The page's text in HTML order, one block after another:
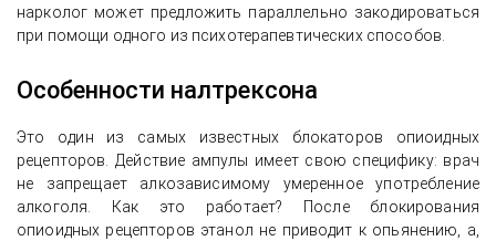
нарколог может предложить параллельно закодироваться
при помощи одного из психотерапевтических способов.
Особенности налтрексона
Это один из самых известных блокаторов опиоидных
рецепторов. Действие ампулы имеет свою специфику: врач
не запрещает алкозависимому умеренное употребление
алкоголя. Как это работает? После блокирования
опиоидных рецепторов этанол не приводит к опьянению, а,